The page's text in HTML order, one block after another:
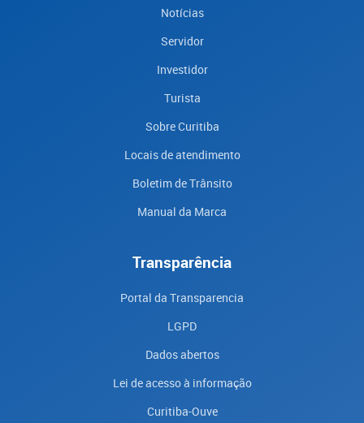
Notícias
Servidor
Investidor
Turista
Sobre Curitiba
Locais de atendimento
Boletim de Trânsito
Manual da Marca
Transparência
Portal da Transparencia
LGPD
Dados abertos
Lei de acesso à informação
Curitiba-Ouve